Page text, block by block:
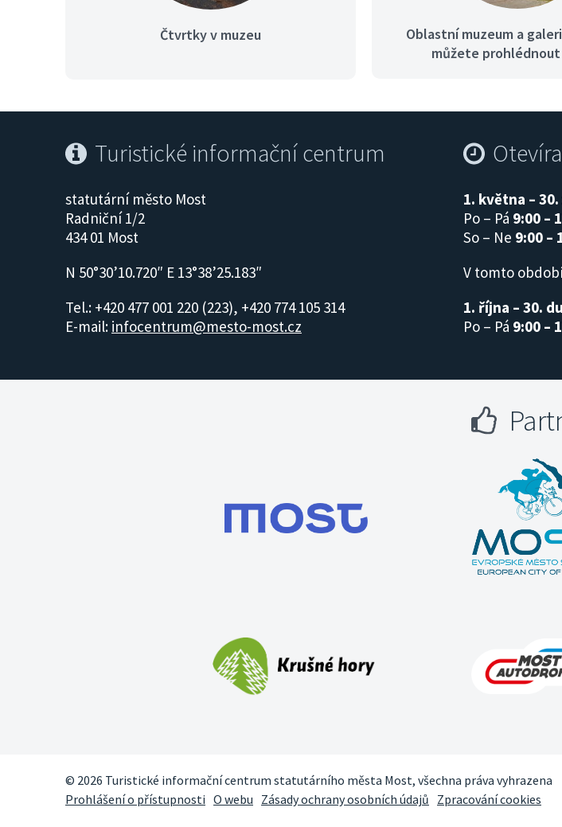
Čtvrtky v muzeu Dostihy na
Oblastní muzeum a
můžete
Turistické informační centrum
statutární město Most
Radniční 1/2
434 01 Most
N 50°30’10.720″ E 13°38’25.183″
Tel.: +420 477 001 220 (223), +420 774 105 314
E-mail: infocentrum@mesto-most.cz
1. května –
Po – Pá 9:00 –
So – Ne 9:00 –
V tomto
1. října – 30.
Po – Pá 9:00 –
© 2026 Turistické informační centrum statutárního města Most, všechna práva vyhrazena
Prohlášení o přístupnosti O webu Zásady ochrany osobních údajů Zpracování cookies